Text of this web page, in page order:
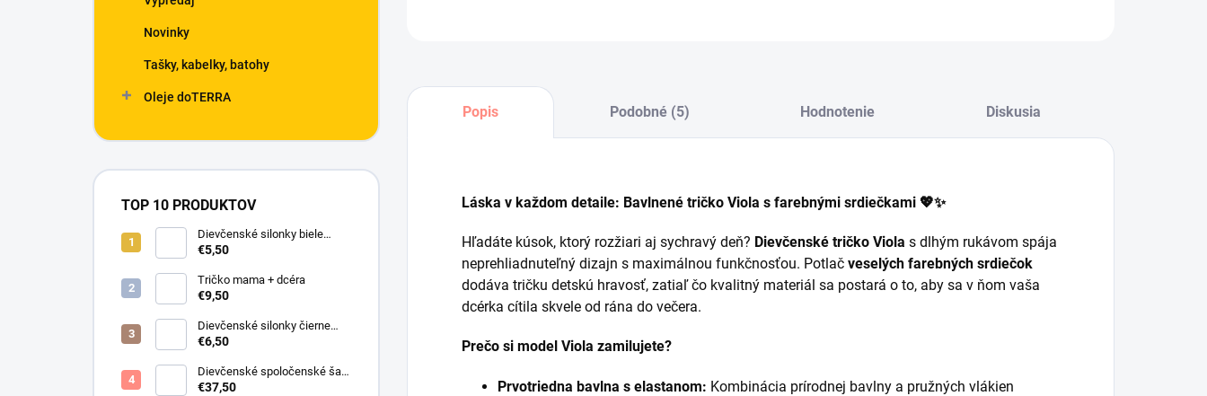
Novinky
Tašky, kabelky, batohy
Oleje doTERRA
TOP 10 PRODUKTOV
Dievčenské silonky biele
Linda
€5,50
Tričko mama + dcéra
€9,50
Dievčenské silonky čierne
Lurex
€6,50
Dievčenské spoločenské šaty
s bolerkom jemno ružové
€37,50
Popis Podobné (5) Hodnotenie Diskusia
Láska v každom detaile: Bavlnené tričko Viola s farebnými srdiečkami 💖✨
Hľadáte kúsok, ktorý rozžiari aj sychravý deň? Dievčenské tričko Viola s dlhým rukávom spája
neprehliadnuteľný dizajn s maximálnou funkčnosťou. Potlač veselých farebných srdiečok
dodáva tričku detskú hravosť, zatiaľ čo kvalitný materiál sa postará o to, aby sa v ňom vaša
dcérka cítila skvele od rána do večera.
Prečo si model Viola zamilujete?
Prvotriedna bavlna s elastanom: Kombinácia prírodnej bavlny a pružných vlákien